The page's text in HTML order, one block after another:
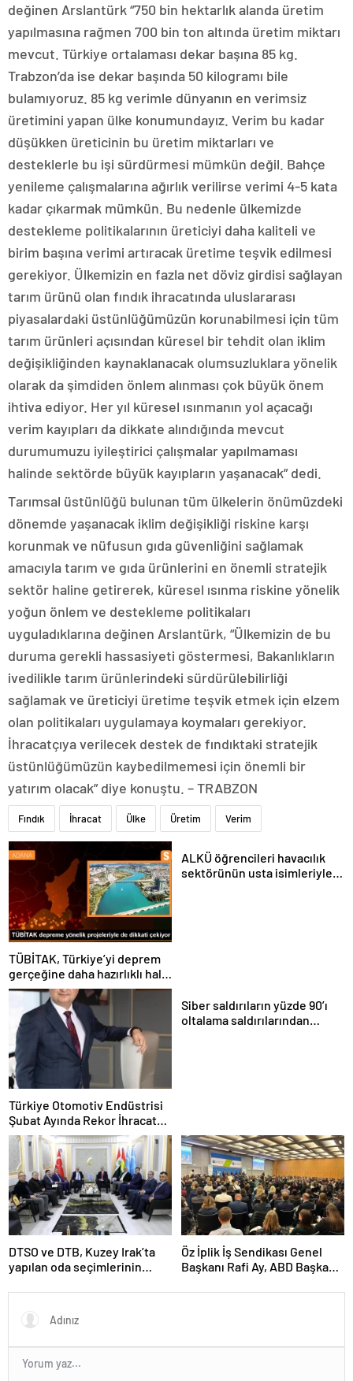
değinen Arslantürk “750 bin hektarlık alanda üretim
yapılmasına rağmen 700 bin ton altında üretim miktarı
mevcut. Türkiye ortalaması dekar başına 85 kg.
Trabzon’da ise dekar başında 50 kilogramı bile
bulamıyoruz. 85 kg verimle dünyanın en verimsiz
üretimini yapan ülke konumundayız. Verim bu kadar
düşükken üreticinin bu üretim miktarları ve
desteklerle bu işi sürdürmesi mümkün değil. Bahçe
yenileme çalışmalarına ağırlık verilirse verimi 4-5 kata
kadar çıkarmak mümkün. Bu nedenle ülkemizde
destekleme politikalarının üreticiyi daha kaliteli ve
birim başına verimi artıracak üretime teşvik edilmesi
gerekiyor. Ülkemizin en fazla net döviz girdisi sağlayan
tarım ürünü olan fındık ihracatında uluslararası
piyasalardaki üstünlüğümüzün korunabilmesi için tüm
tarım ürünleri açısından küresel bir tehdit olan iklim
değişikliğinden kaynaklanacak olumsuzluklara yönelik
olarak da şimdiden önlem alınması çok büyük önem
ihtiva ediyor. Her yıl küresel ısınmanın yol açacağı
verim kayıpları da dikkate alındığında mevcut
durumumuzu iyileştirici çalışmalar yapılmaması
halinde sektörde büyük kayıpların yaşanacak” dedi.
Tarımsal üstünlüğü bulunan tüm ülkelerin önümüzdeki
dönemde yaşanacak iklim değişikliği riskine karşı
korunmak ve nüfusun gıda güvenliğini sağlamak
amacıyla tarım ve gıda ürünlerini en önemli stratejik
sektör haline getirerek, küresel ısınma riskine yönelik
yoğun önlem ve destekleme politikaları
uyguladıklarına değinen Arslantürk, “Ülkemizin de bu
duruma gerekli hassasiyeti göstermesi, Bakanlıkların
ivedilikle tarım ürünlerindeki sürdürülebilirliği
sağlamak ve üreticiyi üretime teşvik etmek için elzem
olan politikaları uygulamaya koymaları gerekiyor.
İhracatçıya verilecek destek de fındıktaki stratejik
üstünlüğümüzün kaybedilmemesi için önemli bir
yatırım olacak” diye konuştu. – TRABZON
Fındık İhracat Ülke Üretim Verim
TÜBİTAK, Türkiye’yi deprem
gerçeğine daha hazırlıklı hale
getiriyor
ALKÜ öğrencileri havacılık
sektörünün usta isimleriyle
Türkiye Otomotiv Endüstrisi
Şubat Ayında Rekor İhracat
Yaptı
Siber saldırıların yüzde 90’ı
oltalama saldırılarından
DTSO ve DTB, Kuzey Irak’ta
yapılan oda seçimlerinin
güçlendirmek için ziyaretler
gerçekleştirdi
Öz İplik İş Sendikası Genel
Başkanı Rafi Ay, ABD Başkanı
ile görüştü